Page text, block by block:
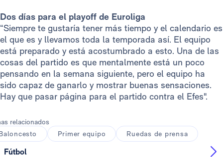
Dos días para el playoff de Euroliga
“Siempre te gustaría tener más tiempo y el calendario es
el que es y llevamos toda la temporada así. El equipo
está preparado y está acostumbrado a esto. Una de las
cosas del partido es que mentalmente está un poco
pensando en la semana siguiente, pero el equipo ha
sido capaz de ganarlo y mostrar buenas sensaciones.
Hay que pasar página para el partido contra el Efes".
relacionados
Primer equipo Ruedas de prensa
Fútbol